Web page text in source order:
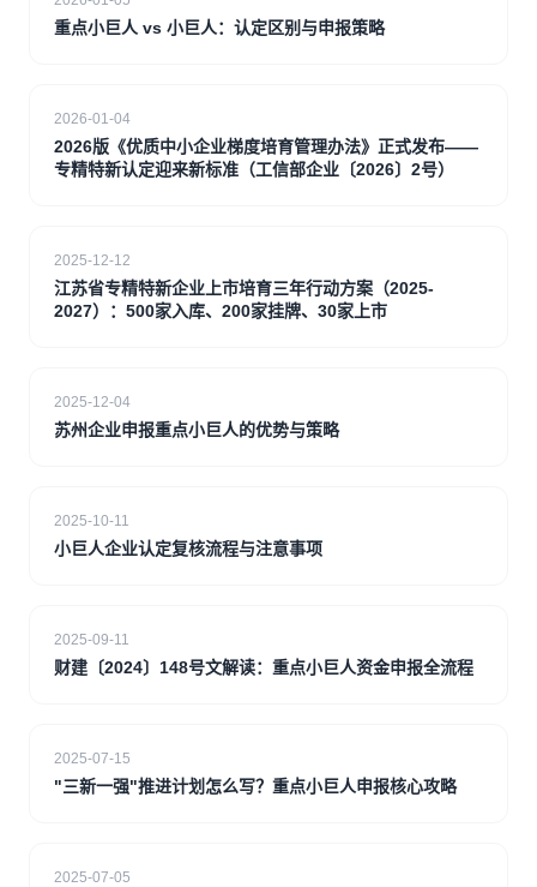
重点小巨人 vs 小巨人：认定区别与申报策略
2026-01-04
2026版《优质中小企业梯度培育管理办法》正式发布——
专精特新认定迎来新标准（工信部企业〔2026〕2号）
2025-12-12
江苏省专精特新企业上市培育三年行动方案（2025-
2027）：500家入库、200家挂牌、30家上市
2025-12-04
苏州企业申报重点小巨人的优势与策略
2025-10-11
小巨人企业认定复核流程与注意事项
2025-09-11
财建〔2024〕148号文解读：重点小巨人资金申报全流程
2025-07-15
"三新一强"推进计划怎么写？重点小巨人申报核心攻略
2025-07-05